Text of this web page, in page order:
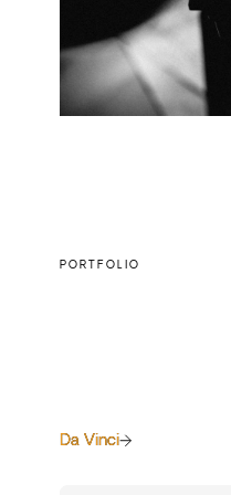
PORTFOLIO
Imagefilm
Da Vinci Dental
Da Vinci
Da Vinci